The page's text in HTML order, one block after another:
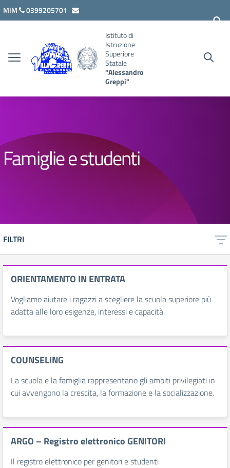
Vai ai contenuti
Vai al menu di navigazione
Vai al footer
MIM
0399205701
Istituto di
Istruzione
Superiore
Statale
"Alessandro
Greppi"
Famiglie e studenti
FILTRI
ORIENTAMENTO IN ENTRATA
Vogliamo aiutare i ragazzi a scegliere la scuola superiore più
adatta alle loro esigenze, interessi e capacità.
COUNSELING
La scuola e la famiglia rappresentano gli ambiti privilegiati in
cui avvengono la crescita, la formazione e la socializzazione.
ARGO – Registro elettronico GENITORI
Il registro elettronico per genitori e studenti